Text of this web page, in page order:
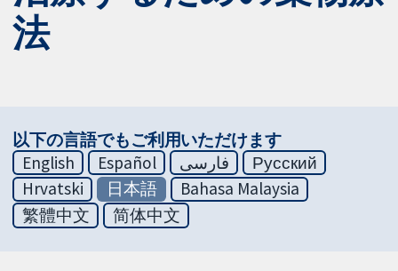
法
以下の言語でもご利用いただけます
English
Español فارسی
Русский
Hrvatski
日本語
Bahasa Malaysia
繁體中文
简体中文